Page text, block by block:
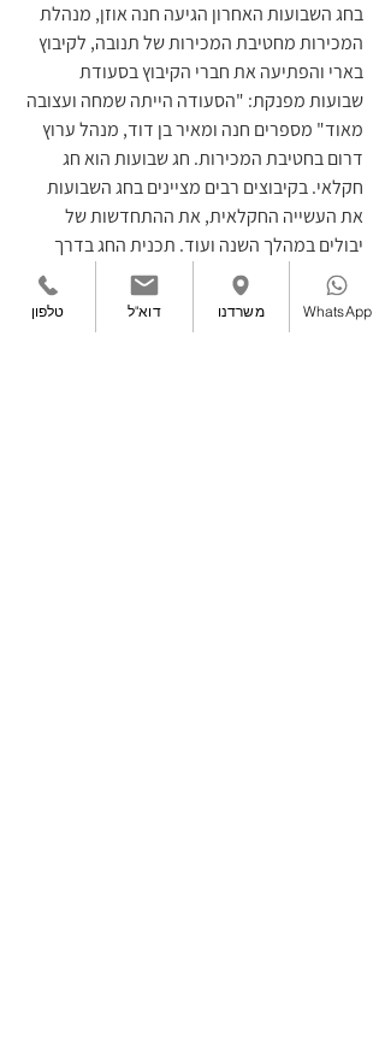
בחג השבועות האחרון הגיעה חנה אוזן, מנהלת
המכירות מחטיבת המכירות של תנובה, לקיבוץ
בארי והפתיעה את חברי הקיבוץ בסעודת
שבועות מפנקת: "הסעודה הייתה שמחה ועצובה
מאוד" מספרים חנה ומאיר בן דוד, מנהל ערוץ
דרום בחטיבת המכירות. חג שבועות הוא חג
חקלאי. בקיבוצים רבים מציינים בחג השבועות
את העשייה החקלאית, את ההתחדשות של
יבולים במהלך השנה ועוד. תכנית החג בדרך
כלל עשירה בתוכן. יבולי השנה החולפת מוצגים
לראווה, ביניהם יבולים חקלאיים, תעשייתיים
וגולת הכותרת – הילדים שנולדו. השנה היה החג
טלפון דוא"ל משרדנו WhatsApp